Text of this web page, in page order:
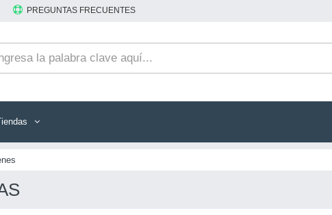
PREGUNTAS FRECUENTES